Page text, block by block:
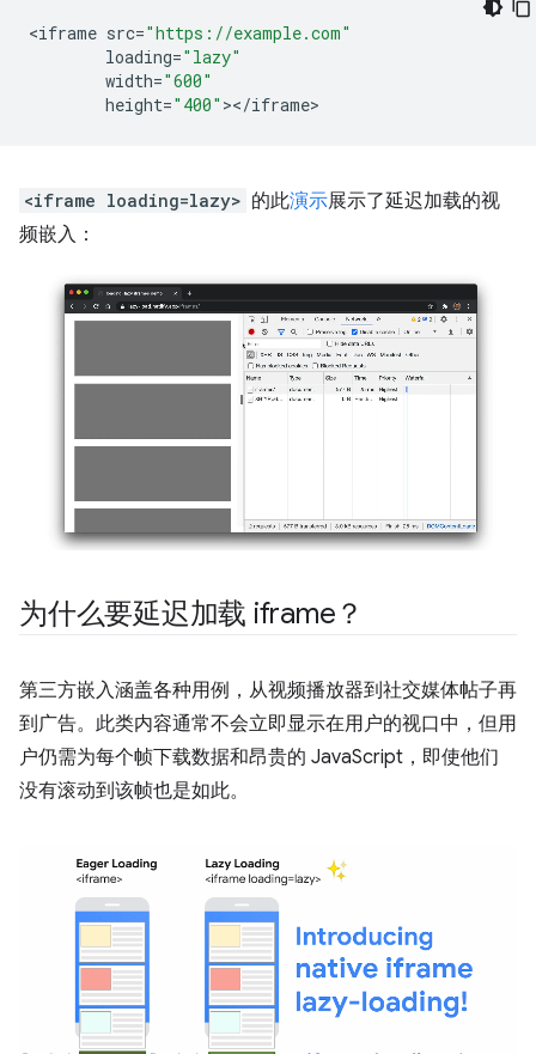
<iframe src="https://example.com"
loading="lazy"
width="600"
height="400" ></iframe
<iframe loading=lazy> 的此演示展示了延迟加载的视
频嵌入：
为什么要延迟加载 iframe？
第三方嵌入涵盖各种用例，从视频播放器到社交媒体帖子再
到广告。此类内容通常不会立即显示在用户的视口中，但用
户仍需为每个帧下载数据和昂贵的 JavaScript，即使他们
没有滚动到该帧也是如此。